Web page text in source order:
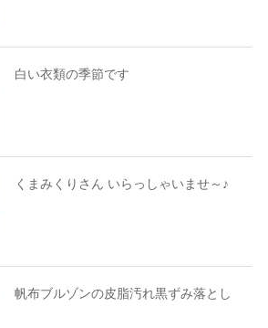
白い衣類の季節です
くまみくりさん いらっしゃいませ～♪
帆布ブルゾンの皮脂汚れ黒ずみ落とし